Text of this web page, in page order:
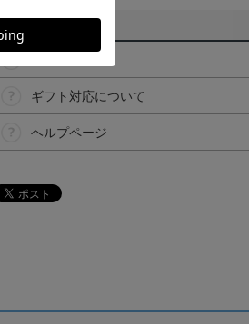
その他
ギフト対応について
ヘルプページ